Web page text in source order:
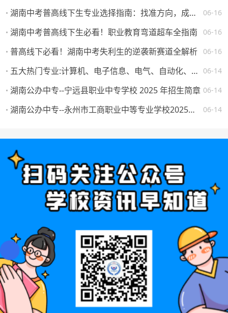
06-16
湖南中考普高线下生专业选择指南：找准方向，成就未来
06-16
湖南中考普高线下生必看！职业教育弯道超车全指南
06-16
普高线下必看！湖南中考失利生的逆袭新赛道全解析
06-14
五大热门专业:计算机、电子信息、电气、自动化、机械。学校怎么选，将来就业如何？
06-14
湖南公办中专--宁远县职业中专学校 2025 年招生简章
06-14
湖南公办中专--永州市工商职业中等专业学校2025年一年级新生填报志愿须知